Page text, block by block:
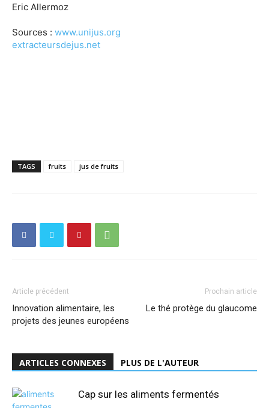
Eric Allermoz
Sources : www.unijus.org
extracteursdejus.net
TAGS fruits jus de fruits
Article précédent
Innovation alimentaire, les
projets des jeunes européens
Prochain article
Le thé protège du glaucome
ARTICLES CONNEXES PLUS DE L'AUTEUR
Cap sur les aliments fermentés